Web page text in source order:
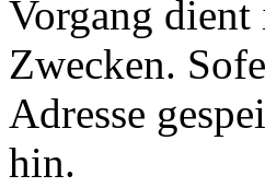
Vorgang dient
Zwecken.
Adresse
hin.